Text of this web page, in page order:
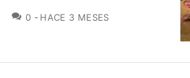
0 COMENTARIOS
HACE 3 MESES